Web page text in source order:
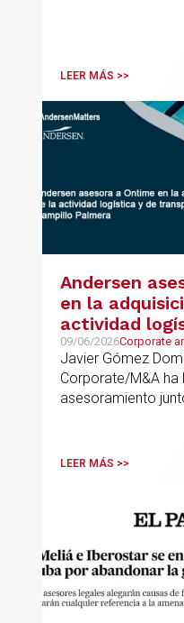
LEER MÁS >>
Andersen
en la
actividad
transporte de
Palmera
09/06/2026Corporate
Javier Gómez
Corporate/M&A ha
asesoramiento
LEER MÁS >>